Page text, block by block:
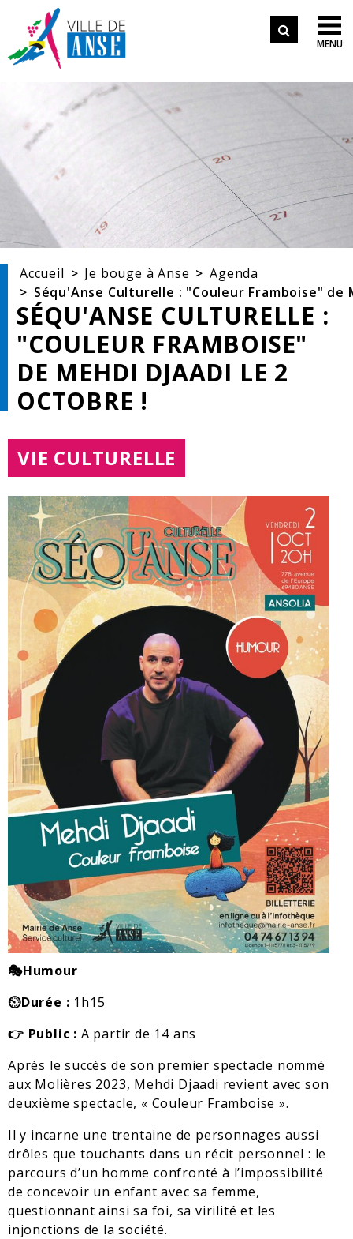
Aller au menu
Aller à la recherche

Formulaire
de
MENU
Accueil Je bouge à Anse
Agenda
Séqu'Anse Culturelle : "Couleur Framboise" de
SÉQU'ANSE CULTURELLE :
"COULEUR FRAMBOISE"
DE MEHDI DJAADI LE 2
OCTOBRE !
THÉMATIQUE :
VIE CULTURELLE
🎭Humour
⏲️Durée : 1h15
👉 Public : A partir de 14 ans
Après le succès de son premier spectacle nommé
aux Molières 2023, Mehdi Djaadi revient avec son
deuxième spectacle, « Couleur Framboise ».
Il y incarne une trentaine de personnages aussi
drôles que touchants dans un récit personnel : le
parcours d’un homme confronté à l’impossibilité
de concevoir un enfant avec sa femme,
questionnant ainsi sa foi, sa virilité et les
injonctions de la société.